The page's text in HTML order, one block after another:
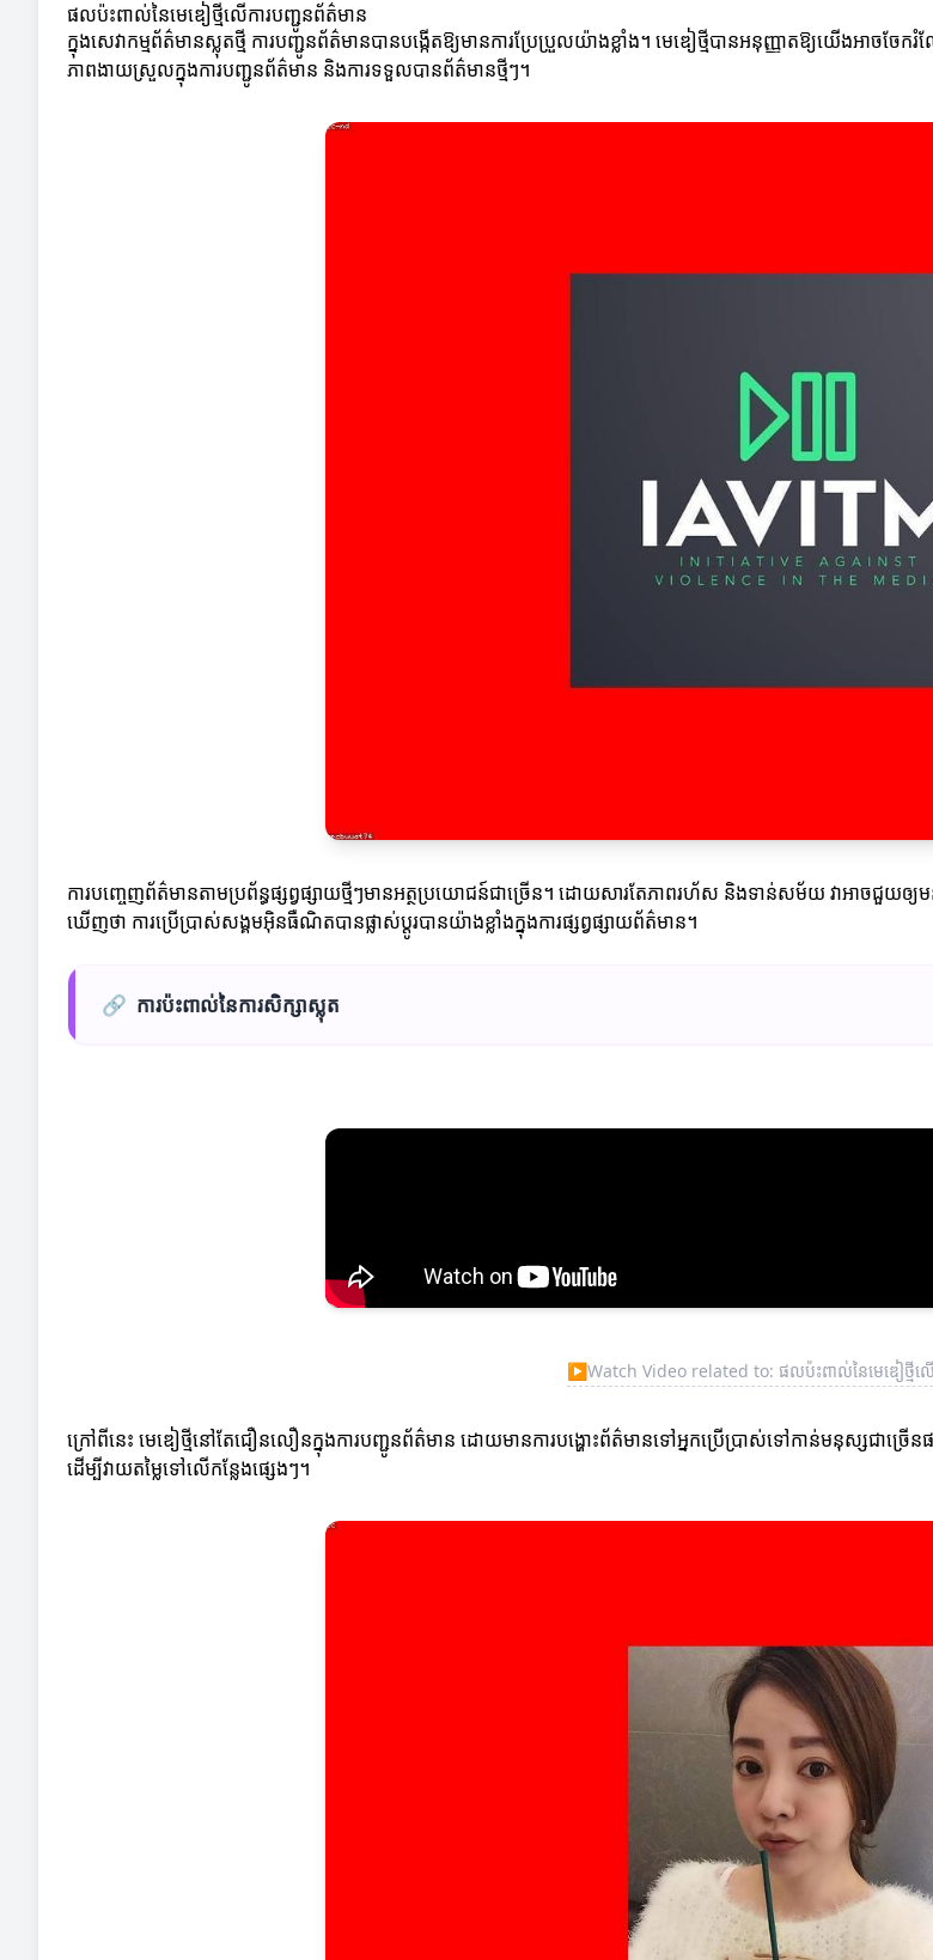
ផលប៉ះពាល់នៃមេឌៀថ្មីលើការបញ្ជូនព័ត៌មាន
ក្នុងសេវាកម្មព័ត៌មានស្លុតថ្មី ការបញ្ជូនព័ត៌មានបានបង្កើតឱ្យមានការប្រែប្រួលយ៉ាងខ្លាំង។ មេឌៀថ្មីបានអនុញ្ញាតឱ្យយើងអាចចែ
ភាពងាយស្រួលក្នុងការបញ្ជូនព័ត៌មាន និងការទទួលបានព័ត៌មានថ្មីៗ។
ការបញ្ចេញព័ត៌មានតាមប្រព័ន្ធផ្សព្វផ្សាយថ្មីៗមានអត្ថប្រយោជន៍ជាច្រើន។ ដោយសារតែភាពរហ័ស និងទាន់សម័យ វាអាចជួយ
ឃើញថា ការប្រើប្រាស់សង្គមអ៊ិនធឺណិតបានផ្លាស់ប្តូរបានយ៉ាងខ្លាំងក្នុងការផ្សព្វផ្សាយព័ត៌មាន។
🔗 ការប៉ះពាល់នៃការសិក្សាស្លុត
▶Watch Video related to: ផលប៉ះពាល់នៃមេឌៀថ្មីល
ក្រៅពីនេះ មេឌៀថ្មីនៅតែជឿនលឿនក្នុងការបញ្ជូនព័ត៌មាន ដោយមានការបង្ហោះព័ត៌មានទៅអ្នកប្រើប្រាស់ទៅកាន់មនុស្សជាច្រើ
ដើម្បីវាយតម្លៃទៅលើកន្លែងផ្សេងៗ។